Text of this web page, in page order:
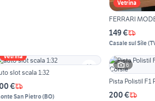
Vetrina
149 €
Casale sul Sile(
Vetrina
slot scala 1:32
€
San Pietro(BO)
6
Pista Polistil F1
200 €